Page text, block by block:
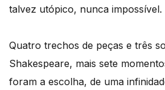
talvez utópico, nunca impossível.
Quatro trechos de peças e três
Shakespeare, mais sete
foram a escolha, de uma